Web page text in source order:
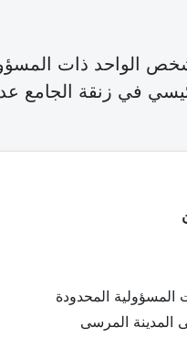
ذات
الجامع عد7د المرسى المدينة المرسى (
المحدودة